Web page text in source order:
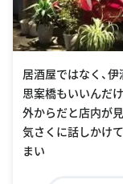
居酒屋ではなく、伊
思案橋もいいんだ
外からだと店内が
気さくに話しかけ
まい